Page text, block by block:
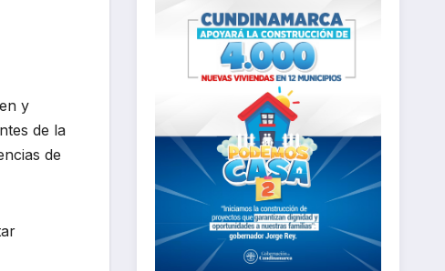
y
de la
de